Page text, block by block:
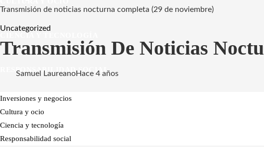
RESPONSABILIDAD SOCIAL
Inversiones y negocios
Cultura y ocio
Ciencia y tecnología
Responsabilidad social
Transmisión de noticias nocturna completa (29 de noviembre)
Uncategorized
Transmisión De Noticias
Samuel LaureanoHace 4 años